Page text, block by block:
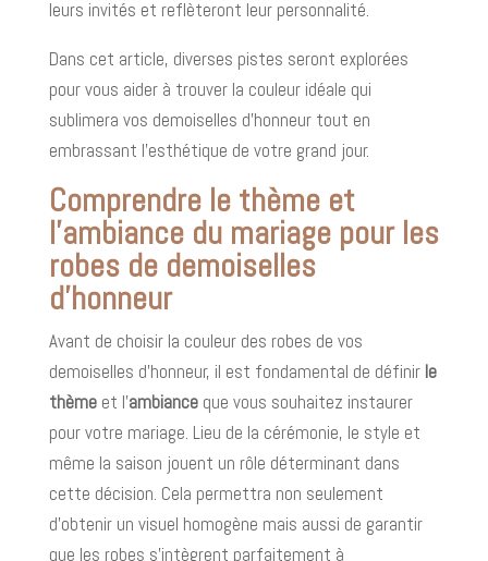
leurs invités et reflèteront leur personnalité.
Dans cet article, diverses pistes seront explorées
pour vous aider à trouver la couleur idéale qui
sublimera vos demoiselles d’honneur tout en
embrassant l'esthétique de votre grand jour.
Comprendre le thème et
l’ambiance du mariage pour les
robes de demoiselles
d’honneur
Avant de choisir la couleur des robes de vos
demoiselles d’honneur, il est fondamental de définir le
thèmeet l'ambianceque vous souhaitez instaurer
pour votre mariage. Lieu de la cérémonie, le style et
même la saison jouent un rôle déterminant dans
cette décision. Cela permettra non seulement
d’obtenir un visuel homogène mais aussi de garantir
que les robes s'intègrent parfaitement à